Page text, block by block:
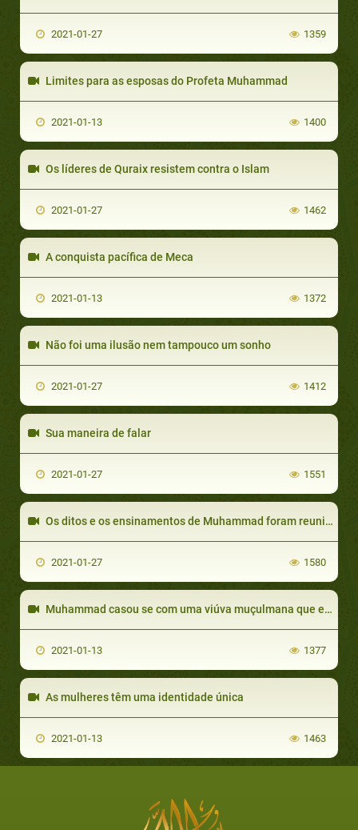
2021-01-27 1359
Limites para as esposas do Profeta Muhammad
2021-01-13 1400
Os líderes de Quraix resistem contra o Islam
2021-01-27 1462
A conquista pacífica de Meca
2021-01-13 1372
Não foi uma ilusão nem tampouco um sonho
2021-01-27 1412
Sua maneira de falar
2021-01-27 1551
Os ditos e os ensinamentos de Muhammad foram reunidos e compilados em livros que se chamam
2021-01-27 1580
Muhammad casou se com uma viúva muçulmana que era filha de seu inimigo
2021-01-13 1377
As mulheres têm uma identidade única
2021-01-13 1463